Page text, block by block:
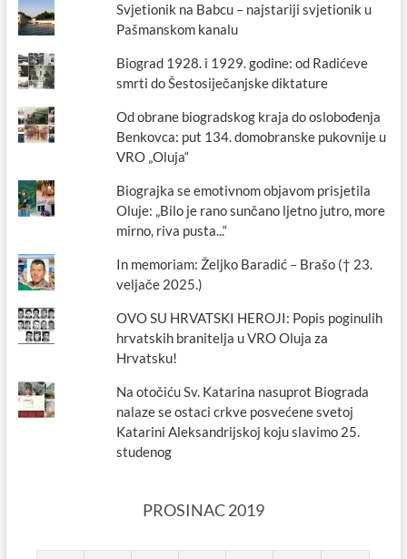
Svjetionik na Babcu – najstariji svjetionik u
Pašmanskom kanalu
Biograd 1928. i 1929. godine: od Radićeve
smrti do Šestosiječanjske diktature
Od obrane biogradskog kraja do oslobođenja
Benkovca: put 134. domobranske pukovnije u
VRO „Oluja“
Biograjka se emotivnom objavom prisjetila
Oluje: „Bilo je rano sunčano ljetno jutro, more
mirno, riva pusta...“
In memoriam: Željko Baradić – Brašo († 23.
veljače 2025.)
OVO SU HRVATSKI HEROJI: Popis poginulih
hrvatskih branitelja u VRO Oluja za
Hrvatsku!
Na otočiću Sv. Katarina nasuprot Biograda
nalaze se ostaci crkve posvećene svetoj
Katarini Aleksandrijskoj koju slavimo 25.
studenog
PROSINAC 2019